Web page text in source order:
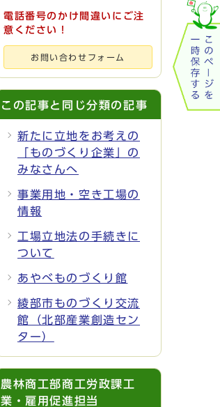
電話番号のかけ間違いにご注
意ください！
お問い合わせフォーム
この記事と同じ分類の記事
新たに立地をお考えの
「ものづくり企業」の
みなさんへ
事業用地・空き工場の
情報
工場立地法の手続きに
ついて
あやべものづくり館
綾部市ものづくり交流
館（北部産業創造セン
ター）
農林商工部商工労政課工
業・雇用促進担当